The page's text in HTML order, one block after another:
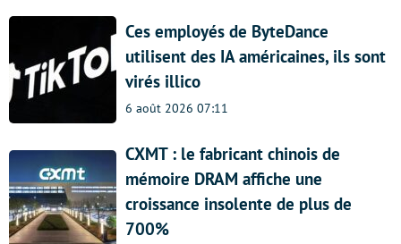
Ces employés de ByteDance
utilisent des IA américaines, ils sont
virés illico
6 août 2026 07:11
CXMT : le fabricant chinois de
mémoire DRAM affiche une
croissance insolente de plus de
700%